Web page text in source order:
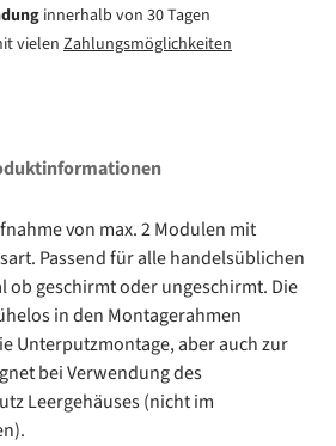
innerhalb von 30 Tagen
vielenZahlungsmöglichkeiten
von max. 2 Modulen mit
Passend für alle handelsüblichen
ob geschirmt oder ungeschirmt. Die
in den Montagerahmen
Unterputzmontage, aber auch zur
bei Verwendung des
Leergehäuses (nicht im